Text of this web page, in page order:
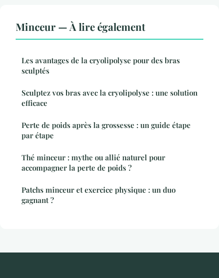
Minceur — À lire également
Les avantages de la cryolipolyse pour des bras
sculptés
Sculptez vos bras avec la cryolipolyse : une solution
efficace
Perte de poids après la grossesse : un guide étape
par étape
Thé minceur : mythe ou allié naturel pour
accompagner la perte de poids ?
Patchs minceur et exercice physique : un duo
gagnant ?